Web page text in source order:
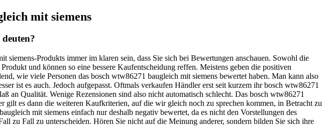
mit siemens
Produkts immer im klaren sein, dass Sie sich bei Bewertungen anschauen. Sowohl die
und können so eine bessere Kaufentscheidung reffen. Meistens geben die positiven
wie viele Personen das bosch wtw86271 baugleich mit siemens bewertet haben. Man kann also
ist es auch. Jedoch aufgepasst. Oftmals verkaufen Händler erst seit kurzem ihr bosch wtw86271
an Qualität. Wenige Rezensionen sind also nicht automatisch schlecht. Das bosch wtw86271
es dann die weiteren Kaufkriterien, auf die wir gleich noch zu sprechen kommen, in Betracht zu
mit siemens einfach nur deshalb negativ bewertet, da es nicht den Vorstellungen des
zu Fall zu unterscheiden. Hören Sie nicht auf die Meinung anderer, sondern bilden Sie sich ihre